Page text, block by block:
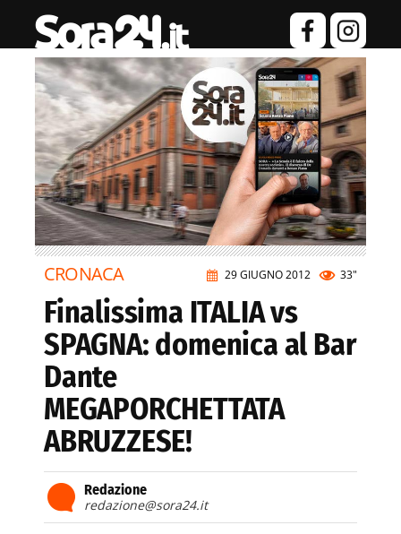
29 GIUGNO 2012 33"
CRONACA
Finalissima ITALIA vs
SPAGNA: domenica al Bar
Dante
MEGAPORCHETTATA
ABRUZZESE!
Redazione
redazione@sora24.it